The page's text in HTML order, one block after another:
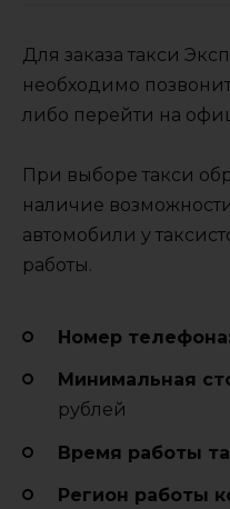
Для заказа такси
необходимо
либо перейти на
При выборе такси
наличие
автомобили у
работы.
Номер
Минимальная
рублей
Время работы
Регион работы